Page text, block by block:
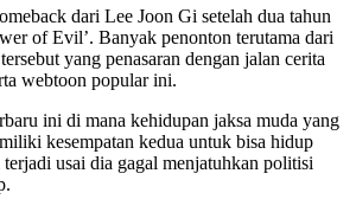
dari Lee Joon Gi setelah dua tahun
of Evil’. Banyak penonton terutama dari
yang penasaran dengan jalan cerita
webtoon popular ini.
ini di mana kehidupan jaksa muda yang
kesempatan kedua untuk bisa hidup
usai dia gagal menjatuhkan politisi